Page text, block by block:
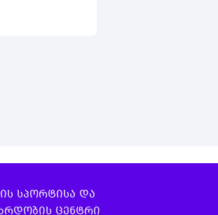
სპორტისა და
ცენტრი